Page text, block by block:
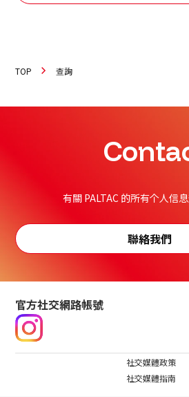
TOP 查詢
有關 PALTAC 的所有个人信
聯絡我們
官方社交網路帳號
社交媒體政策
社交媒體指南